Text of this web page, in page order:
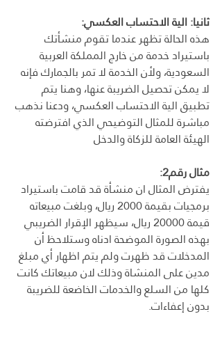
ثانيا: الية الاحتساب العكسي:
هذه الحالة تظهر عندما تقوم منشأتك
باستيراد خدمة من خارج المملكة العربية
السعودية، ولأن الخدمة لا تمر بالجمارك فإنه
لا يمكن تحصيل الضريبة عنها، وهنا يتم
تطبيق الية الاحتساب العكسي، ودعنا نذهب
مباشرة للمثال التوضيحي الذي افترضته
الهيئة العامة للزكاة والدخل
مثال رقم2:
يفترض المثال ان منشأة قد قامت باستيراد
برمجيات بقيمة 2000 ريال، وبلغت مبيعاته
قيمة 20000 ريال، سيظهر الإقرار الضريبي
بهذه الصورة الموضحة ادناه وستلاحظ أن
المدخلات قد ظهرت ولم يتم اظهار أي مبلغ
مدين على المنشاة وذلك لان مبيعاتك كانت
كلها من السلع والخدمات الخاضعة للضريبة
بدون إعفاءات.